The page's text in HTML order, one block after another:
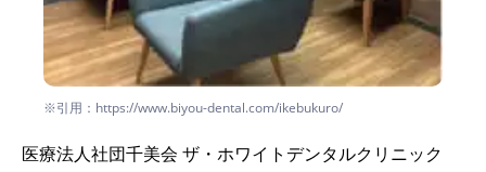
※引用：https://www.biyou-dental.com/ikebukuro/
医療法人社団千美会 ザ・ホワイトデンタルクリニック